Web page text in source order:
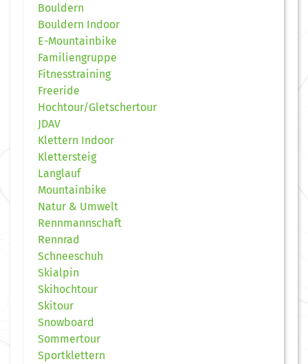
Bouldern
Bouldern Indoor
E-Mountainbike
Familiengruppe
Fitnesstraining
Freeride
Hochtour/Gletschertour
JDAV
Klettern Indoor
Klettersteig
Langlauf
Mountainbike
Natur & Umwelt
Rennmannschaft
Rennrad
Schneeschuh
Skialpin
Skihochtour
Skitour
Snowboard
Sommertour
Sportklettern